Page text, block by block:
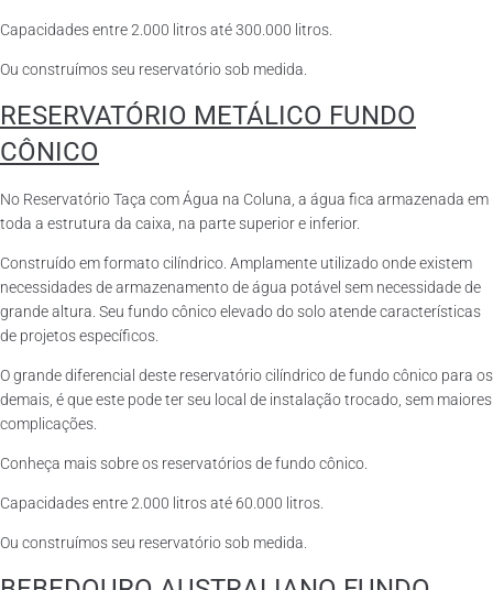
Capacidades entre 2.000 litros até 300.000 litros.
Ou construímos seu reservatório sob medida.
RESERVATÓRIO METÁLICO FUNDO
CÔNICO
No Reservatório Taça com Água na Coluna, a água fica armazenada em
toda a estrutura da caixa, na parte superior e inferior.
Construído em formato cilíndrico. Amplamente utilizado onde existem
necessidades de armazenamento de água potável sem necessidade de
grande altura. Seu fundo cônico elevado do solo atende características
de projetos específicos.
O grande diferencial deste reservatório cilíndrico de fundo cônico para os
demais, é que este pode ter seu local de instalação trocado, sem maiores
complicações.
Conheça mais sobre os reservatórios de fundo cônico.
Capacidades entre 2.000 litros até 60.000 litros.
Ou construímos seu reservatório sob medida.